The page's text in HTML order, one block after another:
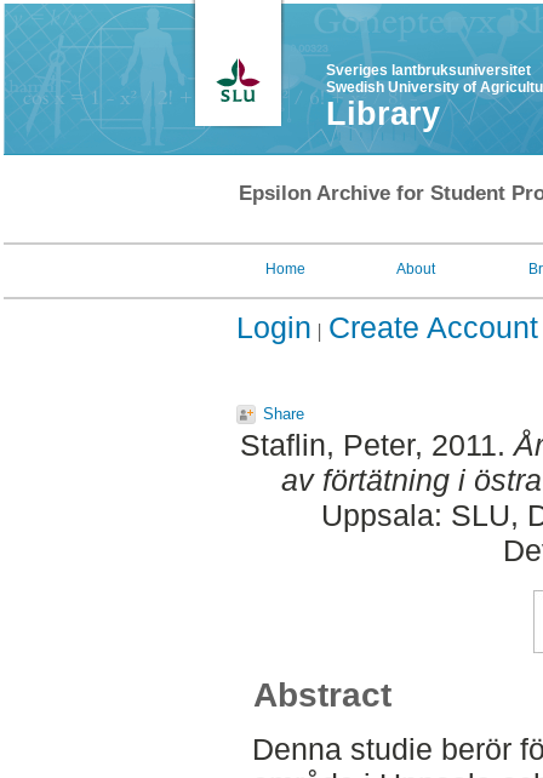
Sveriges lantbruksuniversitet
Swedish University of
Library
Epsilon Archive for Student
Home About
Login Create Account
Share
Staflin, Peter, 2011.
av förtätning i
Uppsala: SLU,
Abstract
Denna studie berör